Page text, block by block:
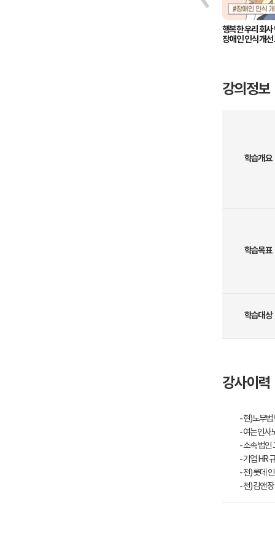
행복한 우리 회사
장애인 인식 개
강의정보
학습개요
학습목표
학습대상
강사이력
- 현)노무
- 여는인사
- 소속 법인
- 기업 HR
- 전) 롯데
- 전) 김앤